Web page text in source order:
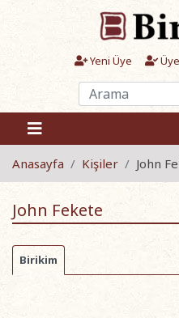
Yeni Üye
Anasayfa Kişiler John
John Fekete
Birikim